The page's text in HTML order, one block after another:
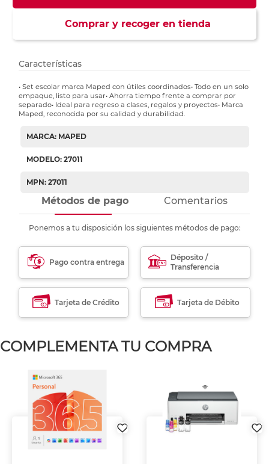
Comprar y recoger en tienda
Características
• Set escolar marca Maped con útiles coordinados• Todo en un solo
empaque, listo para usar• Ahorra tiempo frente a comprar por
separado• Ideal para regreso a clases, regalos y proyectos• Marca
Maped, reconocida por su calidad y durabilidad.
MARCA: MAPED
MODELO: 27011
MPN: 27011
Métodos de pago Comentarios
Ponemos a tu disposición los siguientes métodos de pago:
Pago contra entrega
Déposito /
Transferencia
Tarjeta de Crédito Tarjeta de Débito
COMPLEMENTA TU COMPRA